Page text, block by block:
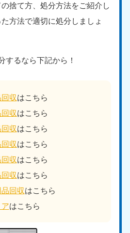
捨て方、処分方法をご紹介し
方法で適切に処分しましょ
するなら下記から！
収はこちら
収はこちら
収はこちら
収はこちら
収はこちら
収はこちら
回収はこちら
はこちら